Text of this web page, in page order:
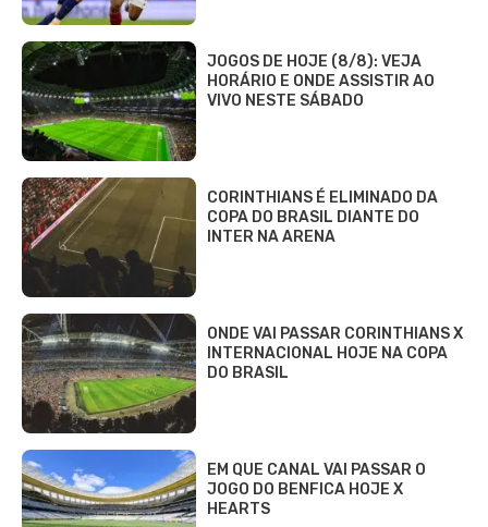
JOGOS DE HOJE (8/8): VEJA
HORÁRIO E ONDE ASSISTIR AO
VIVO NESTE SÁBADO
CORINTHIANS É ELIMINADO DA
COPA DO BRASIL DIANTE DO
INTER NA ARENA
ONDE VAI PASSAR CORINTHIANS X
INTERNACIONAL HOJE NA COPA
DO BRASIL
EM QUE CANAL VAI PASSAR O
JOGO DO BENFICA HOJE X
HEARTS